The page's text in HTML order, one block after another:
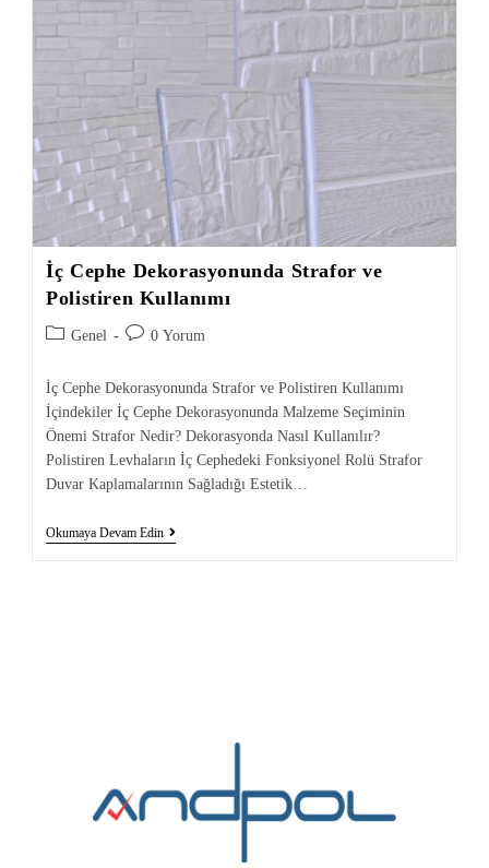
İç Cephe Dekorasyonunda Strafor ve
Polistiren Kullanımı
Genel 0 Yorum
İç Cephe Dekorasyonunda Strafor ve Polistiren Kullanımı
İçindekiler İç Cephe Dekorasyonunda Malzeme Seçiminin
Önemi Strafor Nedir? Dekorasyonda Nasıl Kullanılır?
Polistiren Levhaların İç Cephedeki Fonksiyonel Rolü Strafor
Duvar Kaplamalarının Sağladığı Estetik…
Okumaya Devam Edin